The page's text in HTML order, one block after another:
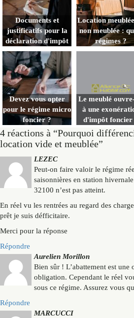
Documents et
justificatifs pour la
déclaration d'impôt
Location
non meublée :
régimes ?
Devez vous opter
pour le régime micro
foncier ?
Le meublé
à une
d'impôt foncier
4 réactions à “Pourquoi
location vide et meublée”
LEZEC
Peut-on faire valoir le régime
saisonnières en station
32100 n’est pas atteint.
En réel vu les rentrées au regard des
prêt je suis défficitaire.
Merci pour la réponse
Répondre
Aurelien Morillon
Bien sûr ! L’abattement est une
obligation. Cependant le réel
sous ce régime. Assurez vous
Répondre
MARCUCCI